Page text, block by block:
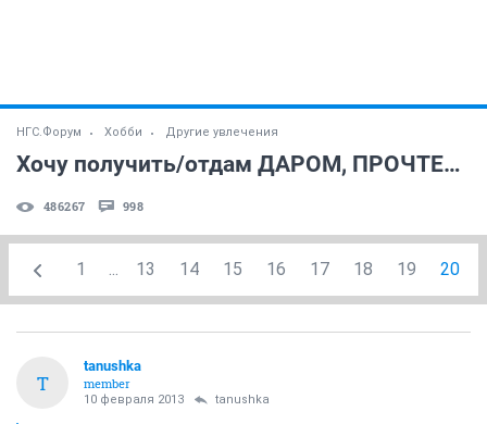
НГС.Форум Хобби Другие увлечения
Хочу получить/отдам ДАРОМ, ПРОЧТЕНИЕ ПРАВИЛ (1-й пост) ОБЯЗАТЕЛЬНО! (часть 2)
486267 998
1 ... 13 14 15 16 17 18 19 20
T
tanushka
member
10 февраля 2013 tanushka